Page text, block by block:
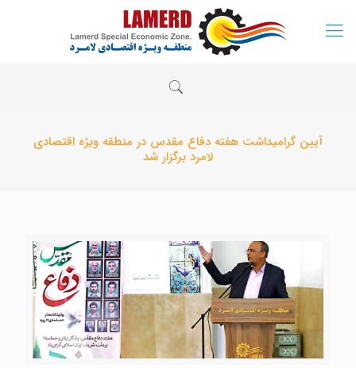
آیین گرامیداشت هفته دفاع مقدس در منطقه ویژه اقتصادی
لامرد برگزار شد